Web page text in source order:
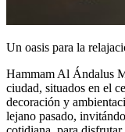
Un oasis para la
Hammam Al Ándalus
ciudad, situados en el
decoración y
lejano pasado,